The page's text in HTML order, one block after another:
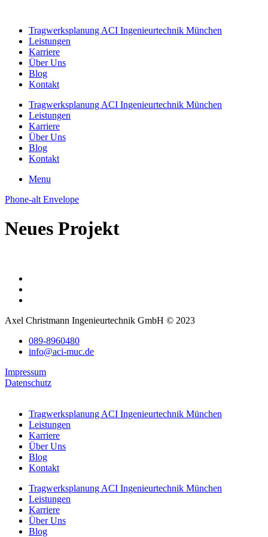
springenTragwerksplanung ACI Ingenieurtechnik München
Leistungen
Karriere
Über Uns
Blog
Kontakt
Tragwerksplanung ACI Ingenieurtechnik München
Leistungen
Karriere
Über Uns
Blog
Kontakt
Menu
Phone-alt Envelope
Neues Projekt
Axel Christmann Ingenieurtechnik GmbH © 2023
089-8960480
info@aci-muc.de
Impressum
Datenschutz
Tragwerksplanung ACI Ingenieurtechnik München
Leistungen
Karriere
Über Uns
Blog
Kontakt
Tragwerksplanung ACI Ingenieurtechnik München
Leistungen
Karriere
Über Uns
Blog